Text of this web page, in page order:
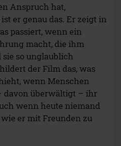
Anspruch hat,
er genau das. Er zeigt in
passiert, wenn ein
macht, die ihm
so unglaublich
der Film das, was
wenn Menschen
davon überwältigt – ihr
wenn heute niemand
er mit Freunden zu